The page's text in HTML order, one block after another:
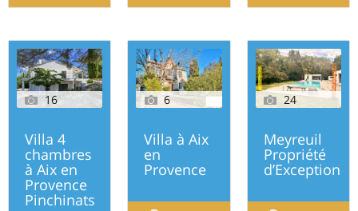
16
Villa 4
chambres
à Aix en
Provence
Pinchinats
6
Villa à Aix
en
Provence
24
Meyreuil
Propriété
d’Exception